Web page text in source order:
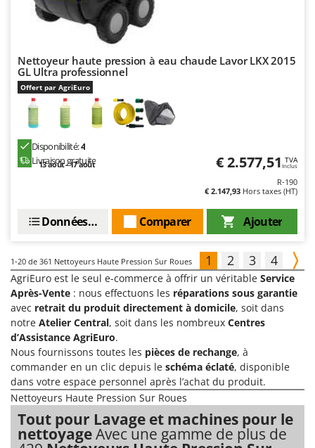
Nettoyeur haute pression à eau chaude Lavor LKX 2015
GL Ultra professionnel
Offert par AgriEuro
Disponibilité:4
Livraison gratuite
13 août - 17 août € 2.577,51 TVA
Inclus
R-190
€ 2.147,93 Hors taxes (HT)
Ajouter
Comparer
Données techniques
1-20 de 361 Nettoyeurs Haute Pression Sur Roues 1 2 3 4
AgriEuro est le seul e-commerce à offrir un véritable Service
Après-Vente : nous effectuons les réparations sous garantie
avec retrait du produit directement à domicile, soit dans
notre Atelier Central, soit dans les nombreux Centres
d’Assistance AgriEuro.
Nous fournissons toutes les pièces de rechange, à
commander en un clic depuis le schéma éclaté, disponible
dans votre espace personnel après l’achat du produit.
Nettoyeurs Haute Pression Sur Roues
Tout pour Lavage et machines pour le
nettoyageAvec une gamme de plus de